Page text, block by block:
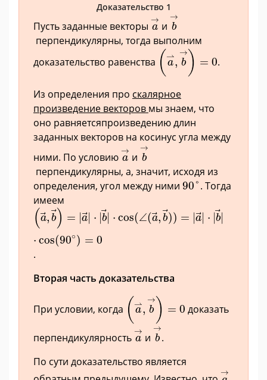
Доказательство 1
Пусть заданные векторы
→
a
a→
и
→
b
b→
перпендикулярны, тогда выполним
доказательство равенства ( ⇀
a,
→
b ) = 0
(a⇀,b→)
.
Из определения про скалярное
произведение векторов мы знаем, что
оно равняетсяпроизведению длин
заданных векторов на косинус угла между
ними. По условию
→
a
a→
и
→
b
b→
перпендикулярны, а, значит, исходя из
определения, угол между ними 90°
90°. Тогда
имеем
(a, b) = |a ⋅ b ⋅ cos(∠(a, b)) = |a ⋅ b
⋅ cos(90∘) = 0
(a→,b → cos b→
.
Вторая часть доказательства
При условии, когда ( ⇀
a,
→
b ) = 0
a b→
доказать
перпендикулярность
→
a
a→
и
→
b
b→
.
По сути доказательство является
→
a→